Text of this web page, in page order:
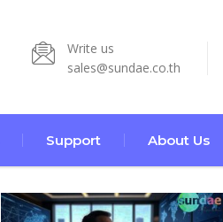
Write us
sales@sundae.co.th
Support About Us